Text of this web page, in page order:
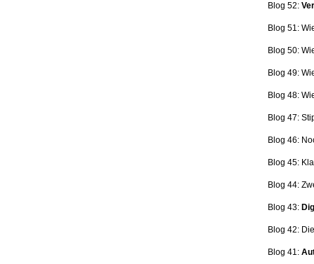
Blog 52:
Blog 51:
Blog 50:
Blog 49:
Blog 48:
Blog 47:
Blog 46:
Blog 45:
Blog 44:
Blog 43:
Blog 42:
Blog 41: